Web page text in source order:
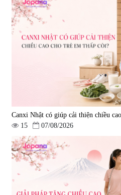
Hepaclean 60 viên
690.000 đ
Viên uống hỗ trợ giấc ngủ Fujina
Sleepy Nhật Bản 80 viên
580.000 đ
Canxi Nhật có giúp cải thiện chiều
15
07/08/2026